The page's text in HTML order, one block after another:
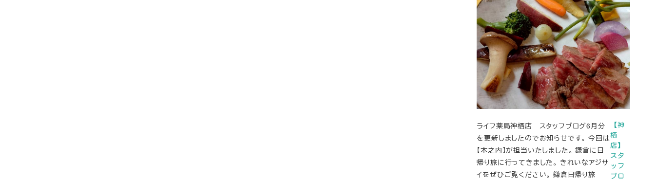
【神
栖
店】
スタ
ッフ
ブロ
ライフ薬局神栖店 スタッフブログ6月分
を更新しましたのでお知らせです。 今回は
【木之内】が担当いたしました。 鎌倉に日
帰り旅に行ってきました。 きれいなアジサ
イをぜひご覧ください。 鎌倉日帰り旅